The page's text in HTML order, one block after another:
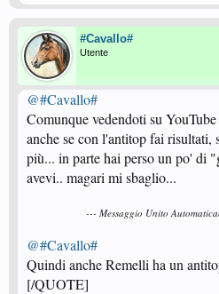
#Cavallo#
Utente
@#Cavallo#
Comunque vedendoti su
anche se con l'antitop fai risultati,
più... in parte hai perso un po' di
avevi.. magari mi sbaglio...
--- Messaggio Unito
@#Cavallo#
Quindi anche Remelli ha un
[/QUOTE]